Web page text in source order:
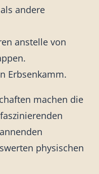
andere
anstelle von
Erbsenkamm.
machen die
physischen